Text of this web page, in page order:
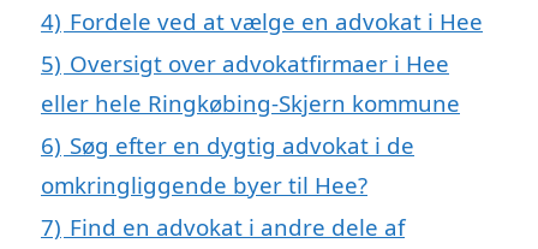
4) Fordele ved at vælge en advokat i Hee
5) Oversigt over advokatfirmaer i Hee
eller hele Ringkøbing-Skjern kommune
6) Søg efter en dygtig advokat i de
omkringliggende byer til Hee?
7) Find en advokat i andre dele af